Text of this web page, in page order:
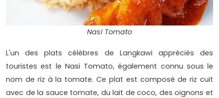
Nasi Tomato
L'un des plats célèbres de Langkawi appréciés des
touristes est le Nasi Tomato, également connu sous le
nom de riz à la tomate. Ce plat est composé de riz cuit
avec de la sauce tomate, du lait de coco, des oignons et